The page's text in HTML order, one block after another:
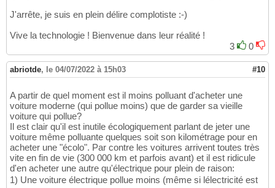
J'arrête, je suis en plein délire complotiste :-)
Vive la technologie ! Bienvenue dans leur réalité !
3
0
abriotde, le 04/07/2022 à 15h03 #10
A partir de quel moment est il moins polluant d'acheter une
voiture moderne (qui pollue moins) que de garder sa vieille
voiture qui pollue?
Il est clair qu'il est inutile écologiquement parlant de jeter une
voiture même polluante quelques soit son kilométrage pour en
acheter une "écolo". Par contre les voitures arrivent toutes très
vite en fin de vie (300 000 km et parfois avant) et il est ridicule
d'en acheter une autre qu'électrique pour plein de raison:
1) Une voiture électrique pollue moins (même si lélectricité est